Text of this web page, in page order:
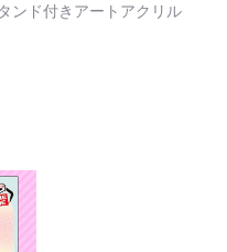
ンド付きアートアクリル